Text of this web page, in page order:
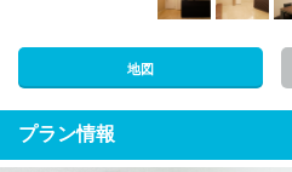
地図
プラン情報